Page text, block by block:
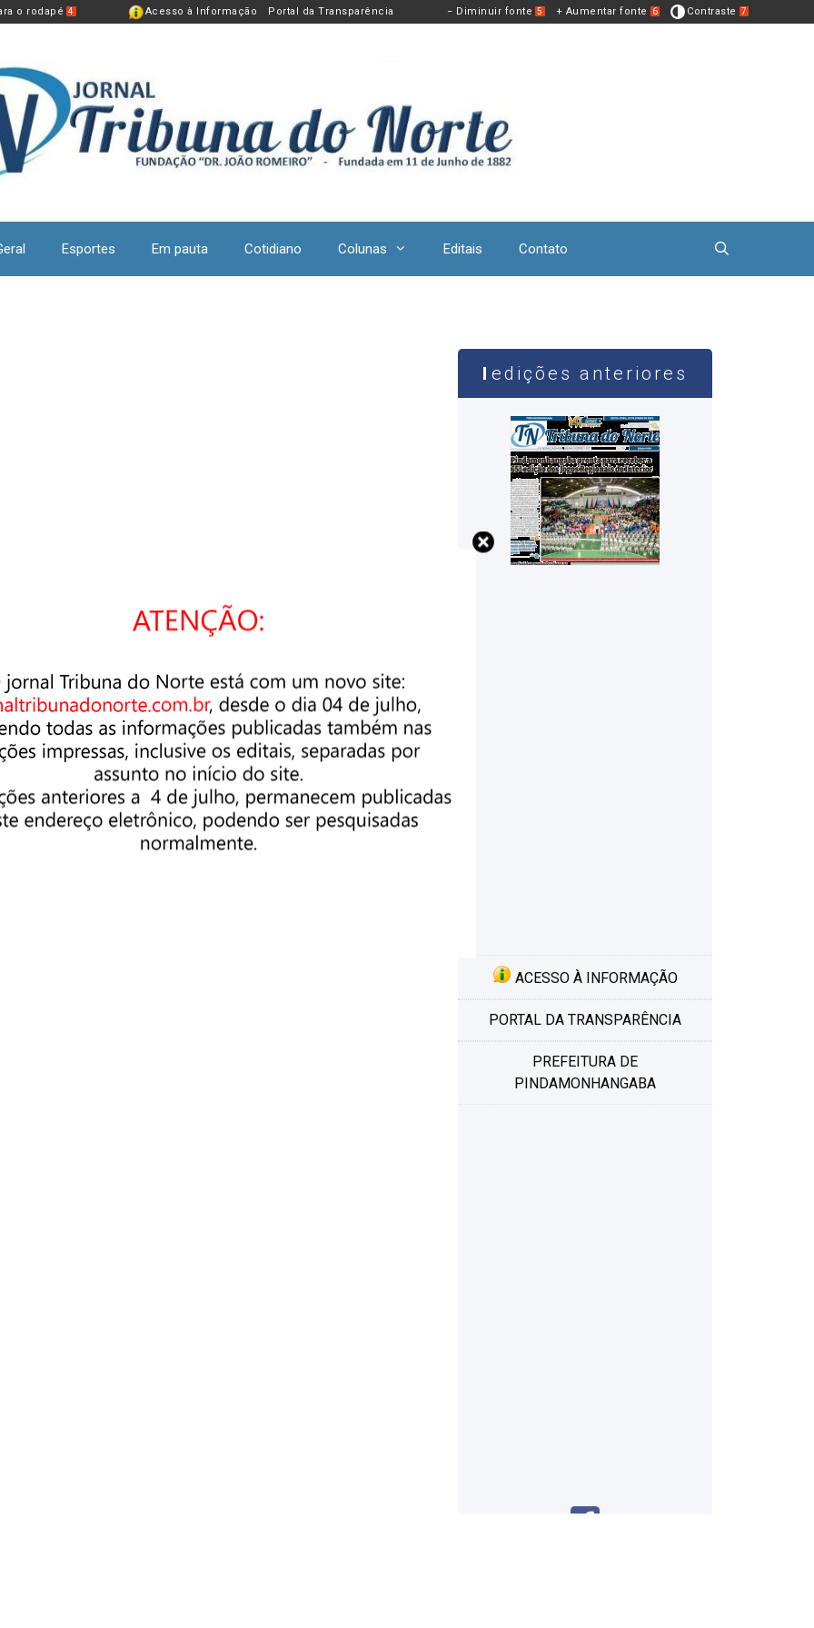
o rodapé 4 Acesso à Informação Portal da Transparência − Diminuir fonte 5 + Aumentar fonte 6 Contraste 7
Esportes Em pauta Cotidiano Colunas Editais Contato
edições anteriores
ACESSO À INFORMAÇÃO
PORTAL DA TRANSPARÊNCIA
PREFEITURA DE
PINDAMONHANGABA